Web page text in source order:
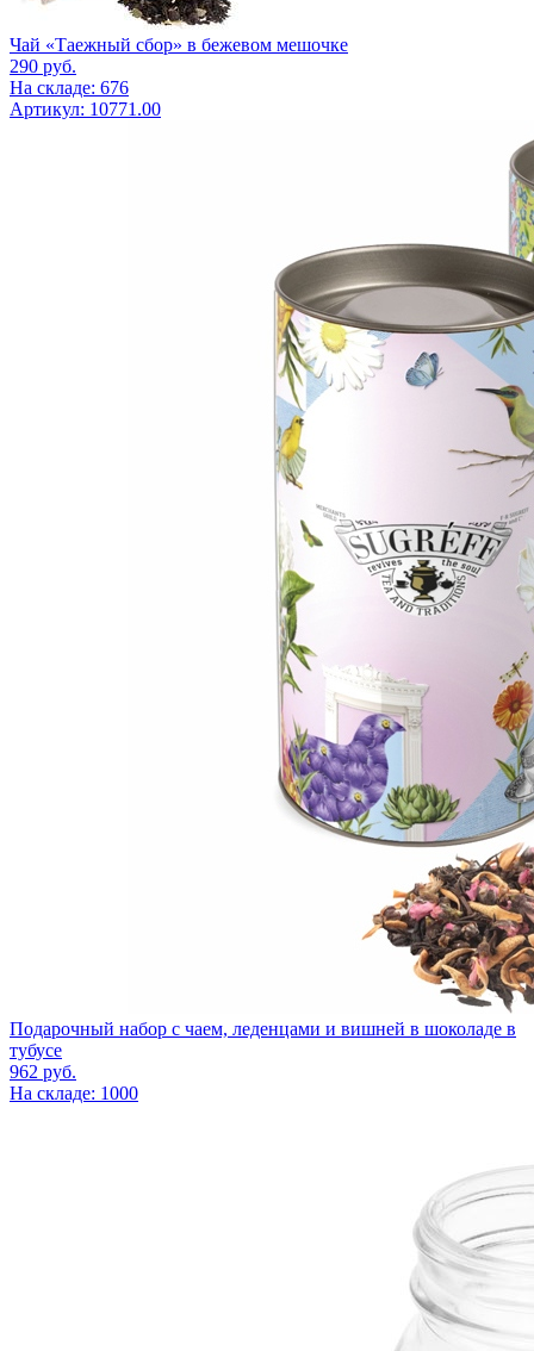
Чай «Таежный сбор» в бежевом мешочке
290 руб.
На складе: 676
Артикул: 10771.00
Подарочный набор с чаем, леденцами и вишней в шоколаде в
тубусе
962 руб.
На складе: 1000